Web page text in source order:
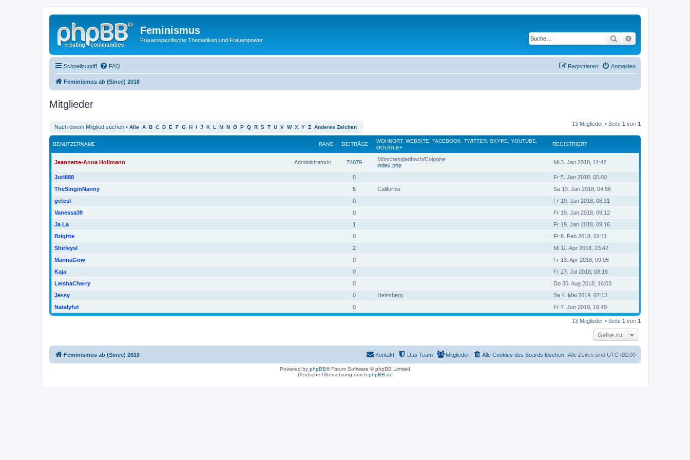
Feminismus
Frauenspezifische Thematiken und Frauenpower Suche
Schnellzugriff FAQ Anmelden
Registrieren
Feminismus ab (Since) 2018
Mitglieder
Nach einem Mitglied suchen • Alle A B C D E F G H I J K L M N O P Q R S T U V W X Y Z Anderes Zeichen
13 Mitglieder • Seite 1 von 1
RANG
BENUTZERNAME BEITRÄGE
WOHNORT, WEBSITE, FACEBOOK, TWITTER, SKYPE, YOUTUBE,
GOOGLE+
REGISTRIERT
Administratorin
Jeannette-Anna Hollmann 74079
Mönchengladbach/Cologne
index.php
Mi 3. Jan 2018, 11:42
Juti888 0
Fr 5. Jan 2018, 05:00
TheSinginNanny
5 California
Sa 13. Jan 2018, 04:56
gctest
0
Fr 19. Jan 2018, 08:31
Vanessa39
0
Fr 19. Jan 2018, 09:12
Ja La
1
Fr 19. Jan 2018, 09:16
Brigitte
0
Fr 9. Feb 2018, 01:11
Shirleysl
2
Mi 11. Apr 2018, 23:42
MarinaGow
0
Fr 13. Apr 2018, 09:05
Kaja
0
Fr 27. Jul 2018, 08:16
LeishaCherry
0
Do 30. Aug 2018, 16:03
Jessy
0 Heinsberg
Sa 4. Mai 2019, 07:13
Natalyfut
0 Fr 7. Jun 2019, 16:49
13 Mitglieder • Seite 1 von 1
Gehe zu
Feminismus ab (Since) 2018 Alle Zeiten sind UTC+02:00
Alle Cookies des Boards löschen
Mitglieder
Das Team
Kontakt
Powered by phpBB® Forum Software © phpBB Limited
Deutsche Übersetzung durch phpBB.de